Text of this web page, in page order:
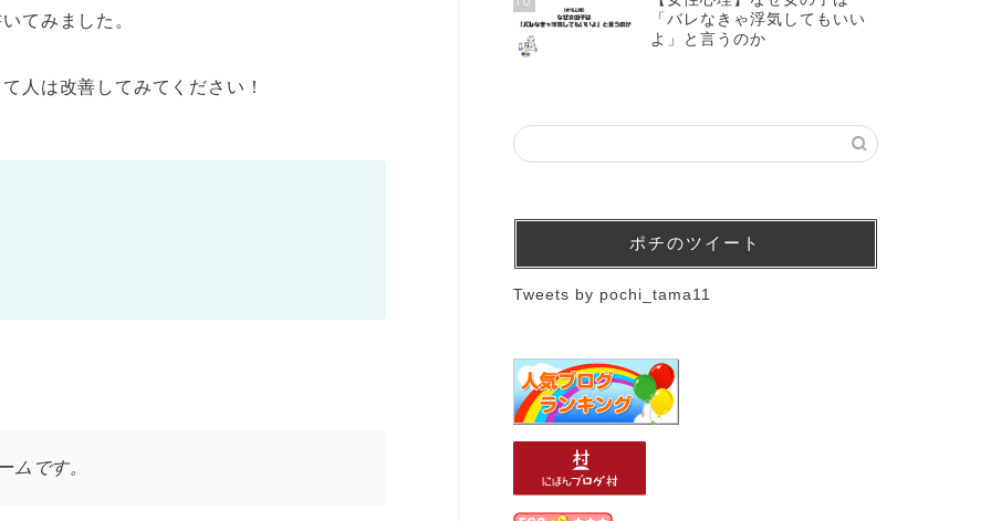
てみました。
人は改善してみてください！
ムです。
「バレなきゃ浮気してもいい
よ」と言うのか
ポチのツイート
Tweets by pochi_tama11